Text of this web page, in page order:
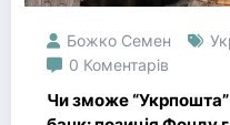
Божко Семен
0 Коментарів
Чи зможе